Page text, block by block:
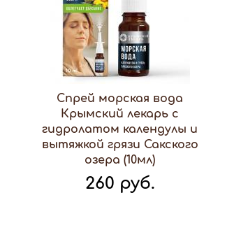
Спрей морская вода
Крымский лекарь с
гидролатом календулы и
вытяжкой грязи Сакского
озера (10мл)
260 руб.